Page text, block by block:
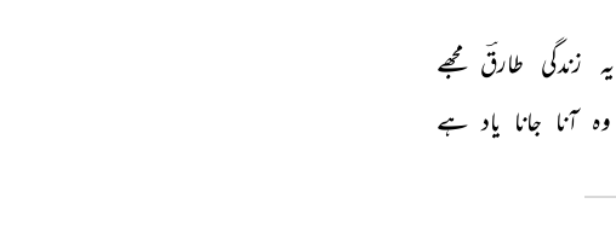
یہ زندگی طارقؔ مجھے
وہ آنا جانا یاد ہے